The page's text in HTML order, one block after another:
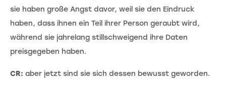
sie haben große Angst davor, weil sie den Eindruck
haben, dass ihnen ein Teil ihrer Person geraubt wird,
während sie jahrelang stillschweigend ihre Daten
preisgegeben haben.
CR: aber jetzt sind sie sich dessen bewusst geworden.